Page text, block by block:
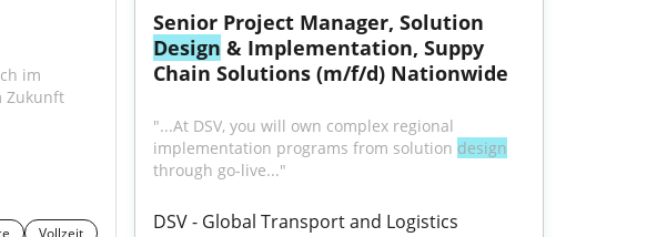
im
Zukunft
Vollzeit
Design & Implementation, Suppy
Chain Solutions (m/f/d) Nationwide
"...At DSV, you will own complex regional
implementation programs from solution design
through go-live..."
DSV - Global Transport and Logistics